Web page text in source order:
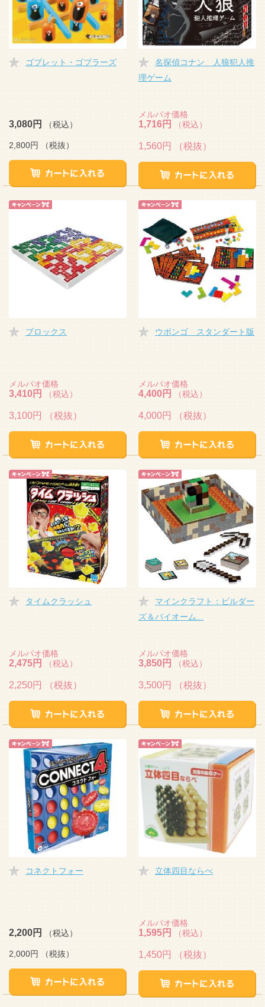
ゴブレット・ゴブラーズ
3,080円 （税込）
2,800円 （税抜）
名探偵コナン 人狼犯人推
理ゲーム
メルパオ価格
1,716円 （税込）
1,560円 （税抜）
ブロックス
メルパオ価格
3,410円 （税込）
3,100円 （税抜）
ウボンゴ スタンダート版
メルパオ価格
4,400円 （税込）
4,000円 （税抜）
タイムクラッシュ
メルパオ価格
2,475円 （税込）
2,250円 （税抜）
マインクラフト：ビルダー
ズ＆バイオーム...
メルパオ価格
3,850円 （税込）
3,500円 （税抜）
コネクトフォー
2,200円 （税込）
2,000円 （税抜）
立体四目ならべ
メルパオ価格
1,595円 （税込）
1,450円 （税抜）